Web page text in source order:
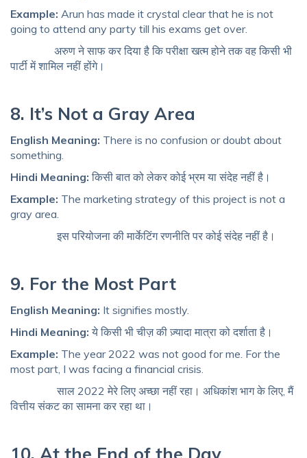
Example: Arun has made it crystal clear that he is not
going to attend any party till his exams get over.
अरुण ने साफ कर दिया है कि परीक्षा खत्म होने तक वह किसी भी
पार्टी में शामिल नहीं होंगे।
8. It’s Not a Gray Area
English Meaning: There is no confusion or doubt about
something.
Hindi Meaning: किसी बात को लेकर कोई भ्रम या संदेह नहीं है।
Example: The marketing strategy of this project is not a
gray area.
इस परियोजना की मार्केटिंग रणनीति पर कोई संदेह नहीं है।
9. For the Most Part
English Meaning: It signifies mostly.
Hindi Meaning: ये किसी भी चीज़ की ज़्यादा मात्रा को दर्शाता है।
Example: The year 2022 was not good for me. For the
most part, I was facing a financial crisis.
साल 2022 मेरे लिए अच्छा नहीं रहा। अधिकांश भाग के लिए, मैं
वित्तीय संकट का सामना कर रहा था।